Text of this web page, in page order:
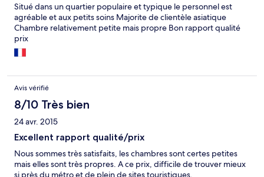
Situé dans un quartier populaire et typique le personnel est
agréable et aux petits soins Majorite de clientèle asiatique
Chambre relativement petite mais propre Bon rapport qualité
prix
Avis vérifié
8/10 Très bien
24 avr. 2015
Excellent rapport qualité/prix
Nous sommes très satisfaits, les chambres sont certes petites
mais elles sont très propres. A ce prix, difficile de trouver mieux
si près du métro et de plein de sites touristiques.